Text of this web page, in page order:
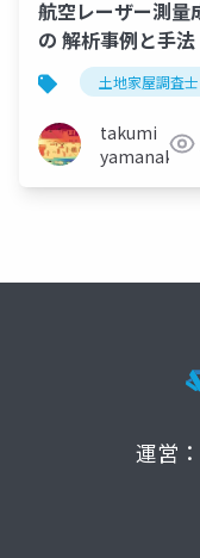
航空レーザー測量
の 解析事例と手法
土地家屋調査士
takumi
yamanaka
運営